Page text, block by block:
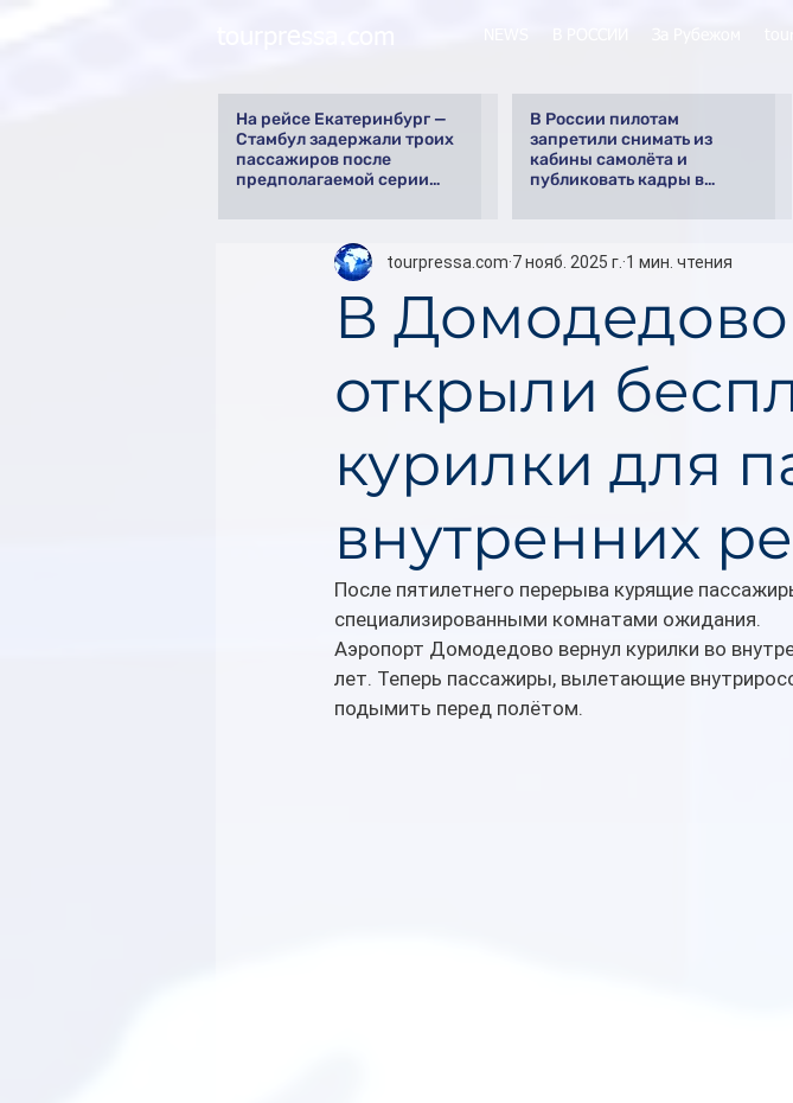
На рейсе Екатеринбург —
Стамбул задержали троих
пассажиров после
предполагаемой серии
В России пилотам
запретили снимать из
кабины самолёта и
публиковать кадры в
В
открыли
курилки для
внутренних
tourpressa.com 7 нояб. 2025 г. 1 мин. чтения
После пятилетнего перерыва курящие
специализированными комнатами ожидания.
Аэропорт Домодедово вернул курилки во
лет. Теперь пассажиры, вылетающие
подымить перед полётом.